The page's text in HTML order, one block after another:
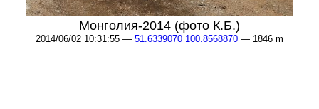
Монголия-2014 (фото К.Б.)
2014/06/02 10:31:55 — 51.6339070 100.8568870 — 1846 m